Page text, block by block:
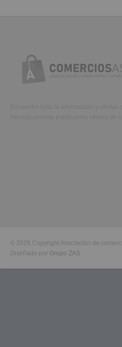
© 2026 Copyright Asociación de
Diseñado por Grupo ZAS